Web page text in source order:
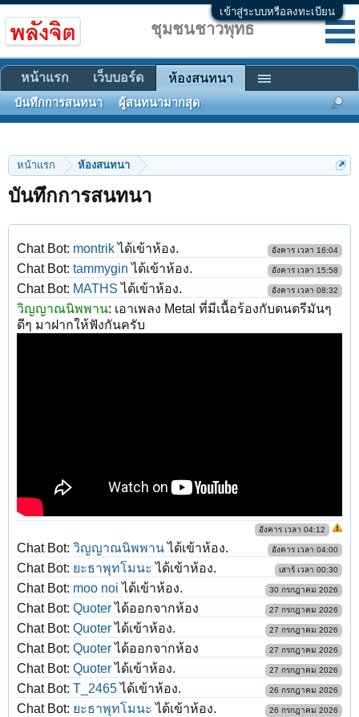
เข้าสู่ระบบหรือลงทะเบียน
หน้าแรก ห้องสนทนา
บันทึกการสนทนา
Chat Bot: montrikได้เข้าห้อง. อังคาร เวลา 16:04
Chat Bot: tammygin ได้เข้าห้อง. อังคาร เวลา 15:58
Chat Bot: MATHS ได้เข้าห้อง. อังคาร เวลา 08:32
วิญญาณนิพพาน: เอาเพลง Metal ที่มีเนื้อร้องกับดนตรีมันๆ
ดีๆ มาฝากให้ฟังกันครับ
อังคาร เวลา 04:12
Chat Bot: วิญญาณนิพพานได้เข้าห้อง. อังคาร เวลา 04:00
Chat Bot: ยะธาพุทโมนะ ได้เข้าห้อง. เสาร์ เวลา 00:30
Chat Bot: moo noi ได้เข้าห้อง. 30 กรกฎาคม 2026
Chat Bot: Quoterได้ออกจากห้อง 27 กรกฎาคม 2026
Chat Bot: Quoterได้เข้าห้อง. 27 กรกฎาคม 2026
Chat Bot: Quoterได้ออกจากห้อง 27 กรกฎาคม 2026
Chat Bot: Quoterได้เข้าห้อง. 27 กรกฎาคม 2026
Chat Bot: T_2465ได้เข้าห้อง. 26 กรกฎาคม 2026
Chat Bot: ยะธาพุทโมนะ ได้เข้าห้อง. 26 กรกฎาคม 2026
ชุมชนชาวพุทธ
หน้าแรก เว็บบอร์ด ห้องสนทนา
บันทึกการสนทนา ผู้สนทนามากสุด